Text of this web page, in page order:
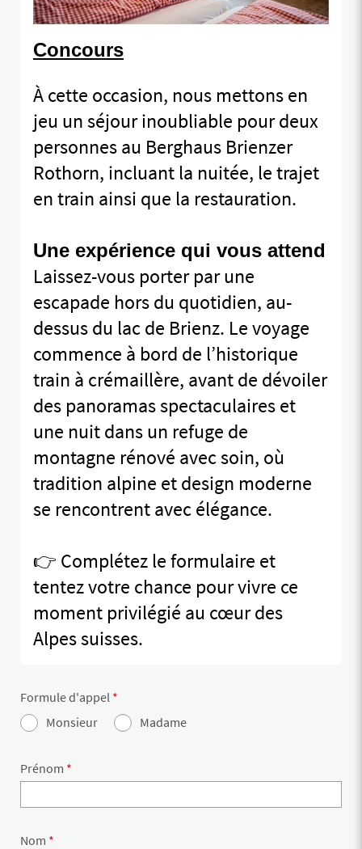
Concours
À cette occasion, nous mettons en
jeu un séjour inoubliable pour deux
personnes au Berghaus Brienzer
Rothorn, incluant la nuitée, le trajet
en train ainsi que la restauration.
Une expérience qui vous attend
Laissez-vous porter par une
escapade hors du quotidien, au-
dessus du lac de Brienz. Le voyage
commence à bord de l’historique
train à crémaillère, avant de dévoiler
des panoramas spectaculaires et
une nuit dans un refuge de
montagne rénové avec soin, où
tradition alpine et design moderne
se rencontrent avec élégance.
👉 Complétez le formulaire et
tentez votre chance pour vivre ce
moment privilégié au cœur des
Alpes suisses.
Formule d'appel *
Monsieur
Madame
Prénom *
Nom *